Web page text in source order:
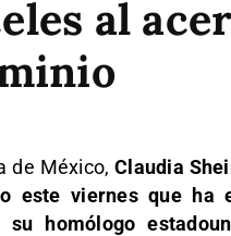
al
de México,Claudia
este viernes que ha
homólogo